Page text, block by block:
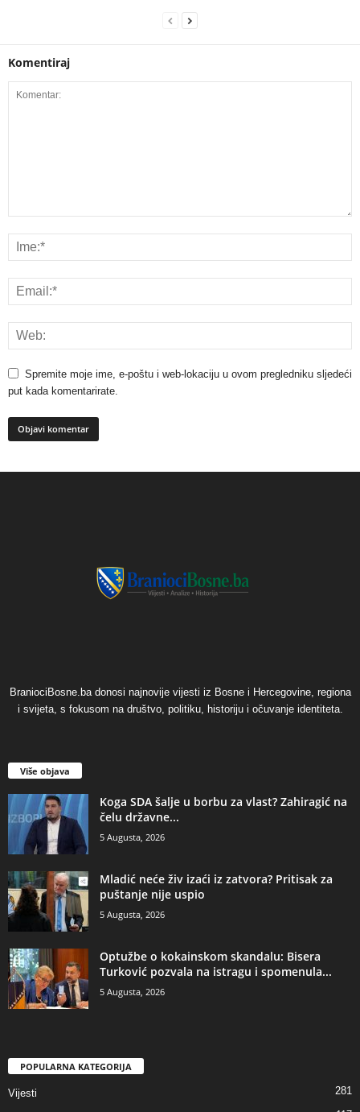
Komentiraj
Spremite moje ime, e-poštu i web-lokaciju u ovom pregledniku sljedeći
put kada komentarirate.
BraniociBosne.ba donosi najnovije vijesti iz Bosne i Hercegovine, regiona
i svijeta, s fokusom na društvo, politiku, historiju i očuvanje identiteta.
Više objava
​Koga SDA šalje u borbu za vlast? Zahiragić na
čelu državne...
5 Augusta, 2026
​Mladić neće živ izaći iz zatvora? Pritisak za
puštanje nije uspio
5 Augusta, 2026
​Optužbe o kokainskom skandalu: Bisera
Turković pozvala na istragu i spomenula...
5 Augusta, 2026
POPULARNA KATEGORIJA
Vijesti 281